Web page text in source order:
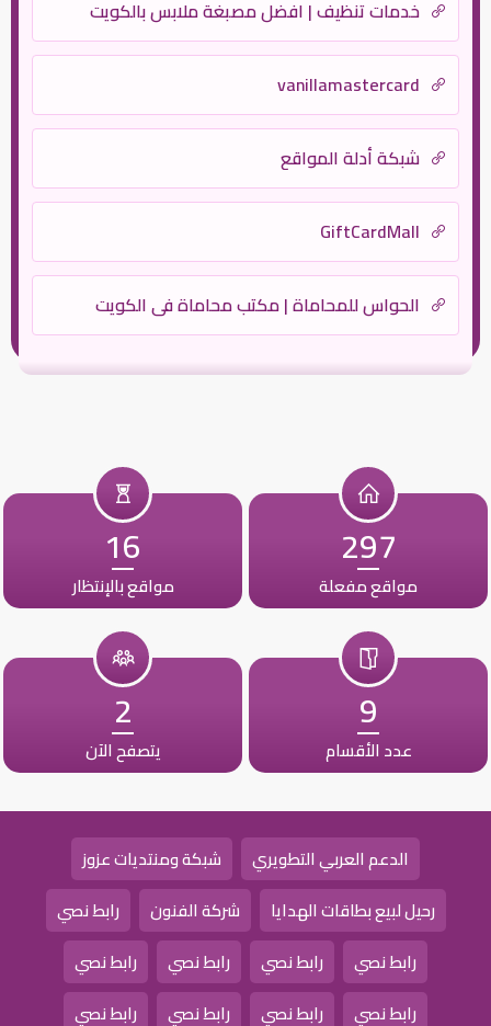
خدمات تنظيف | افضل مصبغة ملابس بالكويت
vanillamastercard
شبكة أدلة المواقع
GiftCardMall
الحواس للمحاماة | مكتب محاماة في الكويت
297
مواقع مفعلة
16
مواقع بالإنتظار
9
عدد الأقسام
2
يتصفح الآن
الدعم العربي التطويري
شبكة ومنتديات عزوز
رحيل لبيع بطاقات الهدايا
شركة الفنون
رابط نصي
رابط نصي
رابط نصي رابط نصي
رابط نصي
رابط نصي
رابط نصي رابط نصي رابط نصي